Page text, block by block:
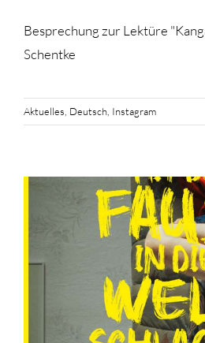
Besprechung zur Lektüre
Schentke
Aktuelles, Deutsch, Instagram